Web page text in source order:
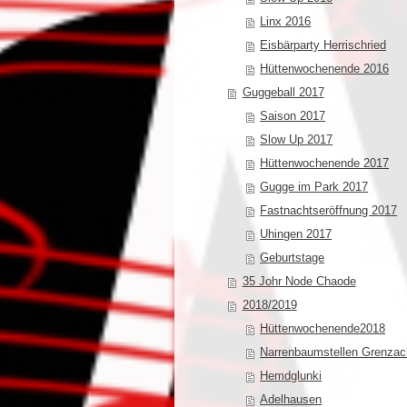
Linx 2016
Eisbärparty Herrischried
Hüttenwochenende 2016
Guggeball 2017
Saison 2017
Slow Up 2017
Hüttenwochenende 2017
Gugge im Park 2017
Fastnachtseröffnung 2017
Uhingen 2017
Geburtstage
35 Johr Node Chaode
2018/2019
Hüttenwochenende2018
Narrenbaumstellen
Hemdglunki
Adelhausen